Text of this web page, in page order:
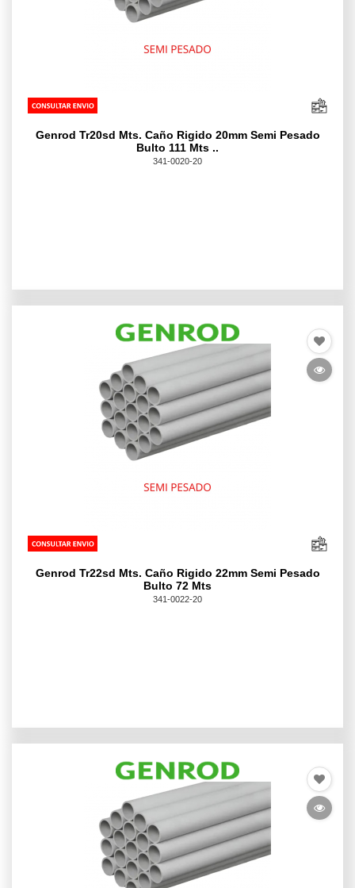
Genrod Tr20sd Mts. Caño Rigido 20mm Semi Pesado
Bulto 111 Mts ..
341-0020-20
Genrod Tr22sd Mts. Caño Rigido 22mm Semi Pesado
Bulto 72 Mts
341-0022-20